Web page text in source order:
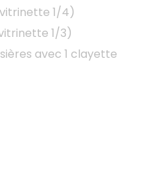
1/4)
1/3)
avec 1 clayette